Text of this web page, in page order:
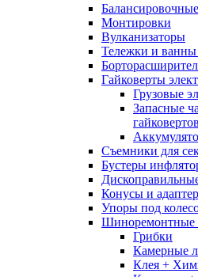
Монтировки
Вулканизаторы
Тележки и ванны
Гайковерты
Грузовые
Запасные
гайковертов
Съемники для
Бустеры
Конусы и
Упоры под
Шиноремонтные
Грибки
Камерные
Клея +